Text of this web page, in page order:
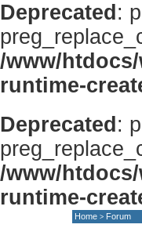
Deprecated :
/www/
runtime-
Deprecated :
/www/
runtime-
Home> Forum